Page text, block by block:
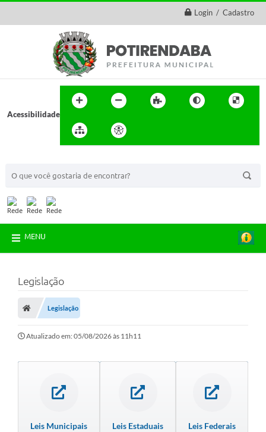
Login / Cadastro
Acessibilidade
MENU
Legislação
Legislação
Atualizado em: 05/08/2026 às 11h11
Leis Municipais Leis Estaduais Leis Federais